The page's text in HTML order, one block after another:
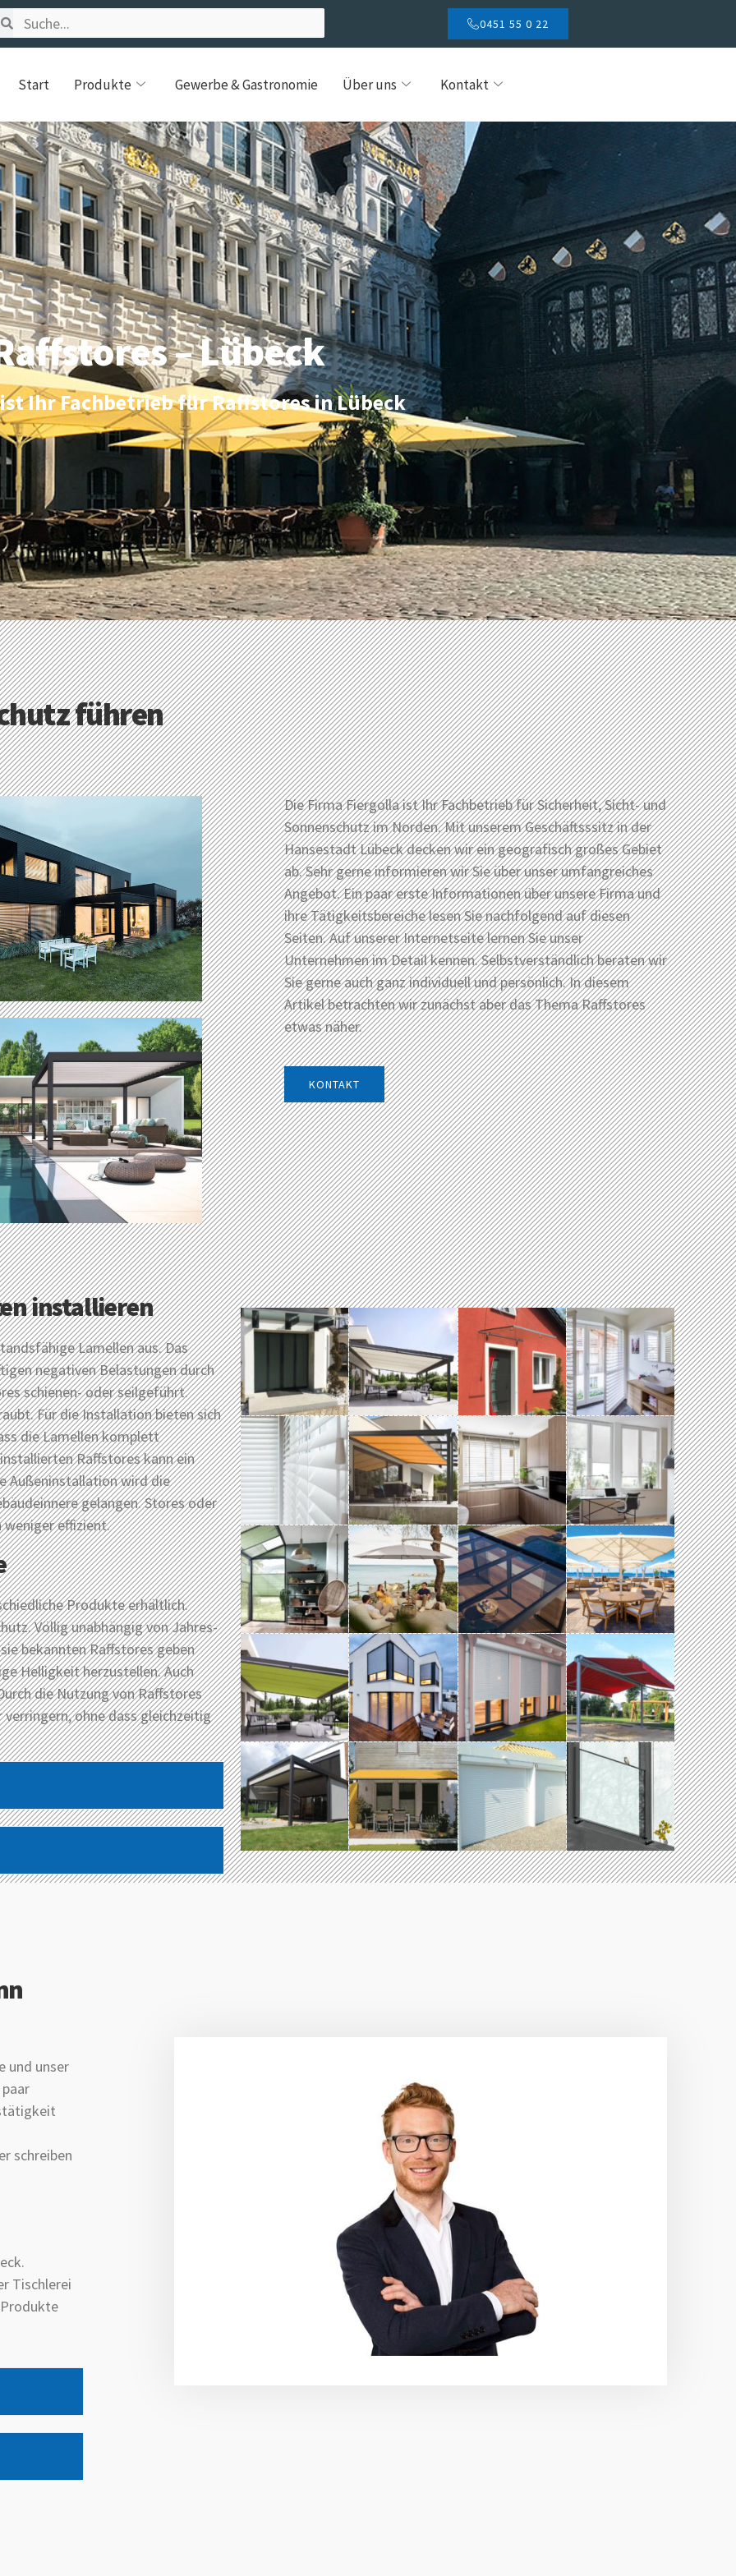
0451 55 0 22
Start Produkte Gewerbe & Gastronomie Über uns Kontakt
– Lübeck
Ihr Fachbetrieb für Raffstores in Lübeck
führen
Die Firma Fiergolla ist Ihr Fachbetrieb für Sicherheit, Sicht- und
Sonnenschutz im Norden. Mit unserem Geschäftsssitz in der
Hansestadt Lübeck decken wir ein geografisch großes Gebiet
ab. Sehr gerne informieren wir Sie über unser umfangreiches
Angebot. Ein paar erste Informationen über unsere Firma und
ihre Tätigkeitsbereiche lesen Sie nachfolgend auf diesen
Seiten. Auf unserer Internetseite lernen Sie unser
Unternehmen im Detail kennen. Selbstverständlich beraten wir
Sie gerne auch ganz individuell und persönlich. In diesem
Artikel betrachten wir zunächst aber das Thema Raffstores
etwas näher.
KONTAKT
installieren
Lamellen aus. Das
negativen Belastungen durch
schienen- oder seilgeführt.
Für die Installation bieten sich
die Lamellen komplett
Raffstores kann ein
Außeninstallation wird die
gelangen. Stores oder
weniger effizient.
Produkte erhältlich.
Völlig unabhängig von Jahres-
bekannten Raffstores geben
Helligkeit herzustellen. Auch
die Nutzung von Raffstores
ohne dass gleichzeitig
und unser
schreiben
Tischlerei
Produkte